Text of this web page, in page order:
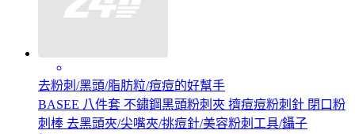
去粉刺/黑頭/脂肪粒/痘痘的好幫手
BASEE 八件套 不鏽鋼黑頭粉刺夾 擠痘痘粉刺針 閉口粉
刺棒 去黑頭夾/尖嘴夾/挑痘針/美容粉刺工具/鑷子